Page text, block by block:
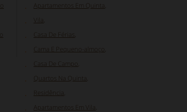
Apartamentos Em Quinta
Vila
Casa De Férias
Cama E Pequeno-almoço
Casa De Campo
Quartos Na Quinta
Residência
Apartamentos Em Vila